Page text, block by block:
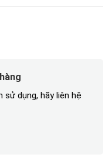
dụng, hãy liên hệ